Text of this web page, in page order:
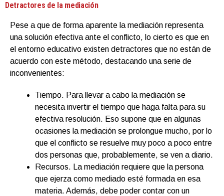
Detractores de la mediación
Pese a que de forma aparente la mediación representa
una solución efectiva ante el conflicto, lo cierto es que en
el entorno educativo existen detractores que no están de
acuerdo con este método, destacando una serie de
inconvenientes:
Tiempo. Para llevar a cabo la mediación se
necesita invertir el tiempo que haga falta para su
efectiva resolución. Eso supone que en algunas
ocasiones la mediación se prolongue mucho, por lo
que el conflicto se resuelve muy poco a poco entre
dos personas que, probablemente, se ven a diario.
Recursos. La mediación requiere que la persona
que ejerza como mediado esté formada en esa
materia. Además, debe poder contar con un